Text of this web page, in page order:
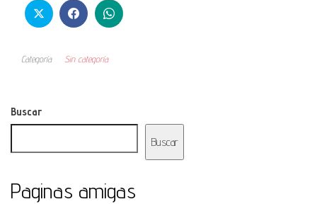
Categoría Sin categoría
Buscar
Buscar
Paginas amigas